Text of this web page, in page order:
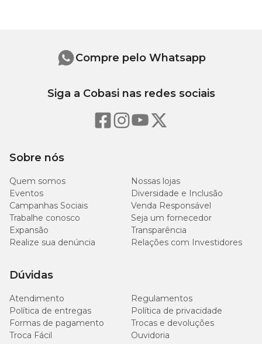
Matéria Mineral (máx.)
Umidade (máx.) 100g/kg
Matéria Fibrosa (máx.) 40g/kg
Cálcio (mín.)
Sódio (mín.) 1.700mg/kg
Sulfato de Glicosamina (mín.)
Sobre nós
Quem somos
Nossas lojas
Eventos
Diversidade e Inclusão
Campanhas Sociais
Venda Responsável
Trabalhe conosco
Seja um fornecedor
Expansão
Transparência
Realize sua denúncia
Relações com Investidores
Dúvidas
Atendimento
Regulamentos
Política de entregas
Política de privacidade
Formas de pagamento
Trocas e devoluções
Troca Fácil
Ouvidoria
Compre pelo Whatsapp
Siga a Cobasi nas redes sociais